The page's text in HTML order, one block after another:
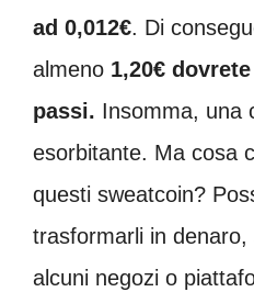
ad 0,012€. Di
almeno 1,20€
passi. Insomma, una
esorbitante. Ma cosa
questi sweatcoin?
trasformarli in denaro,
alcuni negozi o